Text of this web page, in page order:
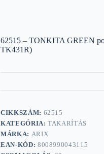
62515 – TONKITA GREEN
TK431R)
CIKKSZÁM: 62515
KATEGÓRIA:TAKARÍTÁS
MÁRKA: ARIX
EAN-KÓD: 8008990043115